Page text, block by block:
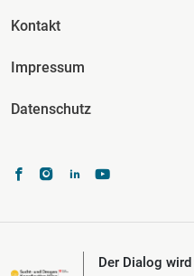
Kontakt
Impressum
Datenschutz
Der Dialog